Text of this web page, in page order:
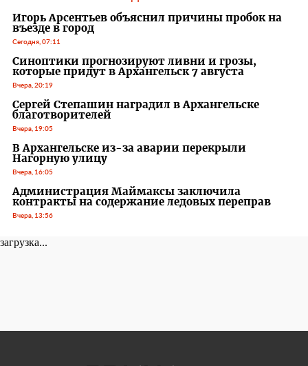
Игорь Арсентьев объяснил причины пробок на
въезде в город
Сегодня, 07:11
Синоптики прогнозируют ливни и грозы,
которые придут в Архангельск 7 августа
Вчера, 20:19
Сергей Степашин наградил в Архангельске
благотворителей
Вчера, 19:05
В Архангельске из-за аварии перекрыли
Нагорную улицу
Вчера, 16:05
Администрация Маймаксы заключила
контракты на содержание ледовых переправ
Вчера, 13:56
загрузка...